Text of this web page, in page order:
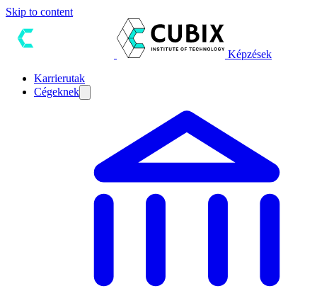
Skip to content
Képzések
Karrierutak
Cégeknek